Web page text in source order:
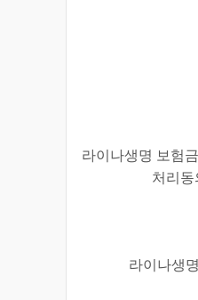
라이나생명 보험
처리
라이나생